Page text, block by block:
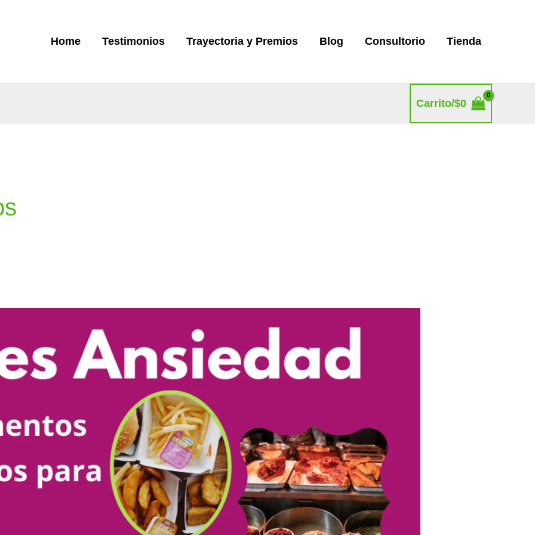
Home Testimonios Trayectoria y Premios Blog Consultorio Tienda
Carrito/$0